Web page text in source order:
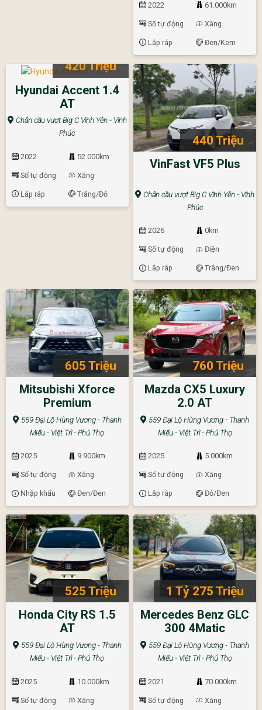
2022 61.000km
Số tự động Xăng
Lắp ráp Đen/Kem
420 Triệu
Hyundai Accent 1.4
AT
Chân cầu vượt Big C Vĩnh Yên - Vĩnh
Phúc
2022 52.000km
Số tự động Xăng
Lắp ráp Trắng/Đỏ
440 Triệu
VinFast VF5 Plus
Chân cầu vượt Big C Vĩnh Yên - Vĩnh
Phúc
2026 0km
Số tự động Điện
Lắp ráp Trắng/Đen
605 Triệu
Mitsubishi Xforce
Premium
559 Đại Lộ Hùng Vương - Thanh
Miếu - Việt Trì - Phú Thọ
2025 9.900km
Số tự động Xăng
Nhập khẩu Đen/Đen
760 Triệu
Mazda CX5 Luxury
2.0 AT
559 Đại Lộ Hùng Vương - Thanh
Miếu - Việt Trì - Phú Thọ
2025 5.000km
Số tự động Xăng
Lắp ráp Đỏ/Đen
525 Triệu
Honda City RS 1.5
AT
559 Đại Lộ Hùng Vương - Thanh
Miếu - Việt Trì - Phú Thọ
2025 10.000km
Số tự động Xăng
1 Tỷ 275 Triệu
Mercedes Benz GLC
300 4Matic
559 Đại Lộ Hùng Vương - Thanh
Miếu - Việt Trì - Phú Thọ
2021 70.000km
Số tự động Xăng